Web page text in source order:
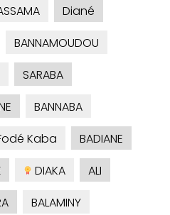
Diané
BANNAMOUDOU
SARABA
BANNABA
Kaba
BADIANE
DIAKA
ALI
BALAMINY